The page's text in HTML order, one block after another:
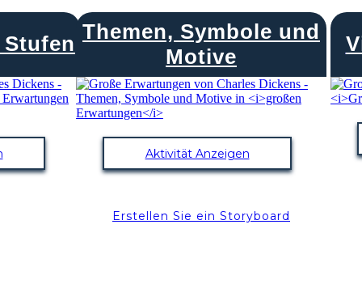
Themen, Symbole und
Motive
Aktivität Anzeigen
Erstellen Sie ein Storyboard